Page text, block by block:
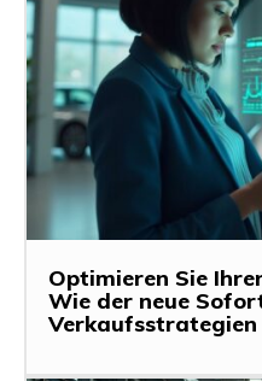
Optimieren Sie
Wie der neue